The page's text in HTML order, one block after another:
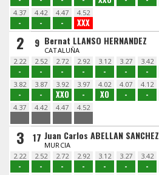
4.37
-
4.42
-
4.47
-
4.52
XXX
2 9 Bernat LLANSO HERNANDEZ
CATALUÑA
2.22
-
2.52
-
2.72
-
2.92
-
3.12
-
3.27
-
3.42
-
3.82
-
3.87
-
3.92
XXO
3.97
-
4.02
XO
4.07
-
4.12
-
4.37 4.42 4.47 4.52
3 17 Juan Carlos ABELLAN SANCHEZ
MURCIA
2.22
-
2.52
-
2.72
-
2.92
-
3.12
-
3.27
-
3.42
-